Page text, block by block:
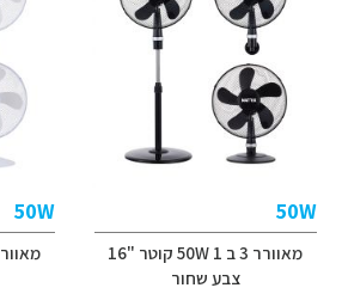
50W
מאוורר 3 ב 1 50W קוטר "16
צבע שחור
50W